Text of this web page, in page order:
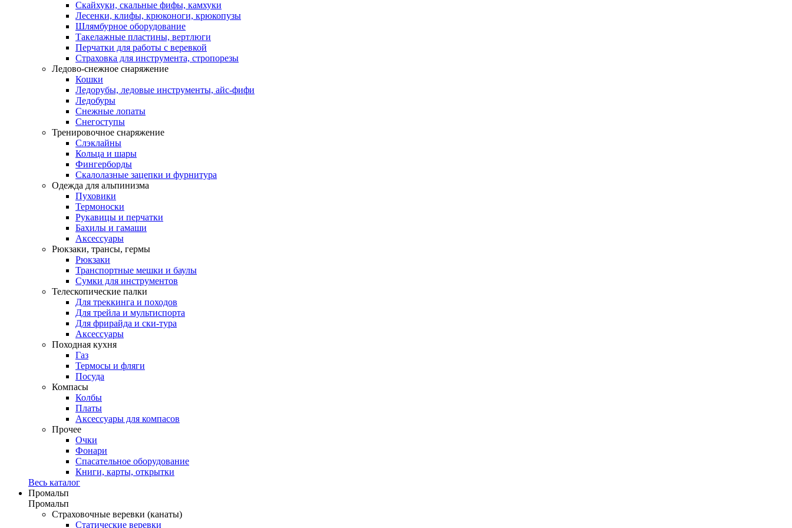
Скайхуки, скальные фифы, камхуки
Лесенки, клифы, крюконоги, крюкопузы
Шлямбурное оборудование
Такелажные пластины, вертлюги
Перчатки для работы с веревкой
Страховка для инструмента, стропорезы
Ледово-снежное снаряжение
Кошки
Ледорубы, ледовые инструменты, айс-фифи
Ледобуры
Снежные лопаты
Снегоступы
Тренировочное снаряжение
Слэклайны
Кольца и шары
Фингерборды
Скалолазные зацепки и фурнитура
Одежда для альпинизма
Пуховики
Термоноски
Рукавицы и перчатки
Бахилы и гамаши
Аксессуары
Рюкзаки, трансы, гермы
Рюкзаки
Транспортные мешки и баулы
Сумки для инструментов
Телескопические палки
Для треккинга и походов
Для трейла и мультиспорта
Для фрирайда и ски-тура
Аксессуары
Походная кухня
Газ
Термосы и фляги
Посуда
Компасы
Колбы
Платы
Аксессуары для компасов
Прочее
Очки
Фонари
Спасательное оборудование
Книги, карты, открытки
Весь каталог
Промальп
Промальп
Страховочные веревки (канаты)
Статические веревки